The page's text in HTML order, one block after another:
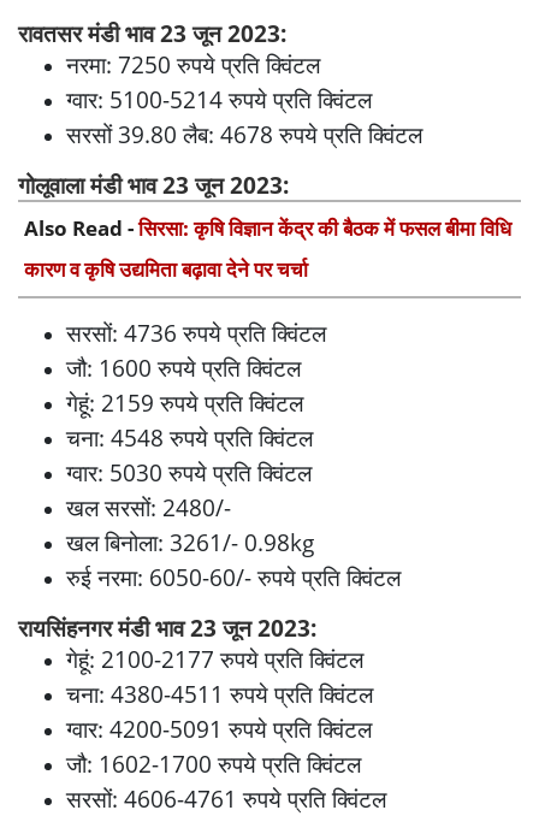
रावतसर मंडी भाव 23 जून 2023:
नरमा: 7250 रुपये प्रति क्विंटल
ग्वार: 5100-5214 रुपये प्रति क्विंटल
सरसों 39.80 लैब: 4678 रुपये प्रति क्विंटल
गोलूवाला मंडी भाव 23 जून 2023:
Also Read -सिरसा: कृषि विज्ञान केंद्र की बैठक में फसल बीमा विधि
कारण व कृषि उद्यमिता बढ़ावा देने पर चर्चा
सरसों: 4736 रुपये प्रति क्विंटल
जौ: 1600 रुपये प्रति क्विंटल
गेहूं: 2159 रुपये प्रति क्विंटल
चना: 4548 रुपये प्रति क्विंटल
ग्वार: 5030 रुपये प्रति क्विंटल
खल सरसों: 2480/-
खल बिनोला: 3261/- 0.98kg
रुई नरमा: 6050-60/- रुपये प्रति क्विंटल
रायसिंहनगर मंडी भाव 23 जून 2023:
गेहूं: 2100-2177 रुपये प्रति क्विंटल
चना: 4380-4511 रुपये प्रति क्विंटल
ग्वार: 4200-5091 रुपये प्रति क्विंटल
जौ: 1602-1700 रुपये प्रति क्विंटल
सरसों: 4606-4761 रुपये प्रति क्विंटल